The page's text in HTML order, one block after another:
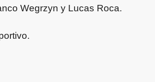
Wegrzyn y Lucas Roca.